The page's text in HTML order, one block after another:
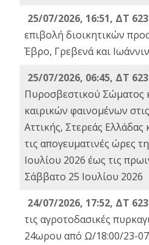
25/07/2026, 16:51, ΔΤ
επιβολή διοικητικών
Έβρο, Γρεβενά και
25/07/2026, 06:45, ΔΤ
Πυροσβεστικού Σώματος
καιρικών φαινομένων
Αττικής, Στερεάς Ελλάδας
τις απογευματινές ώρες
Ιουλίου 2026 έως τις
Σάββατο 25 Ιουλίου 2026
24/07/2026, 17:52, ΔΤ
τις αγροτοδασικές
24ωρου από Ω/18:00/23-